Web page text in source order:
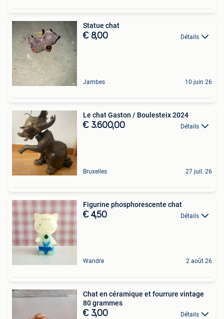
Statue chat
€ 8,00 Détails
Jambes 10 juin 26
Le chat Gaston / Boulesteix 2024
€ 3.600,00 Détails
Bruxelles 27 juil. 26
Figurine phosphorescente chat
€ 4,50 Détails
Wandre 2 août 26
Chat en céramique et fourrure vintage
80 grammes
€ 3,00 Détails